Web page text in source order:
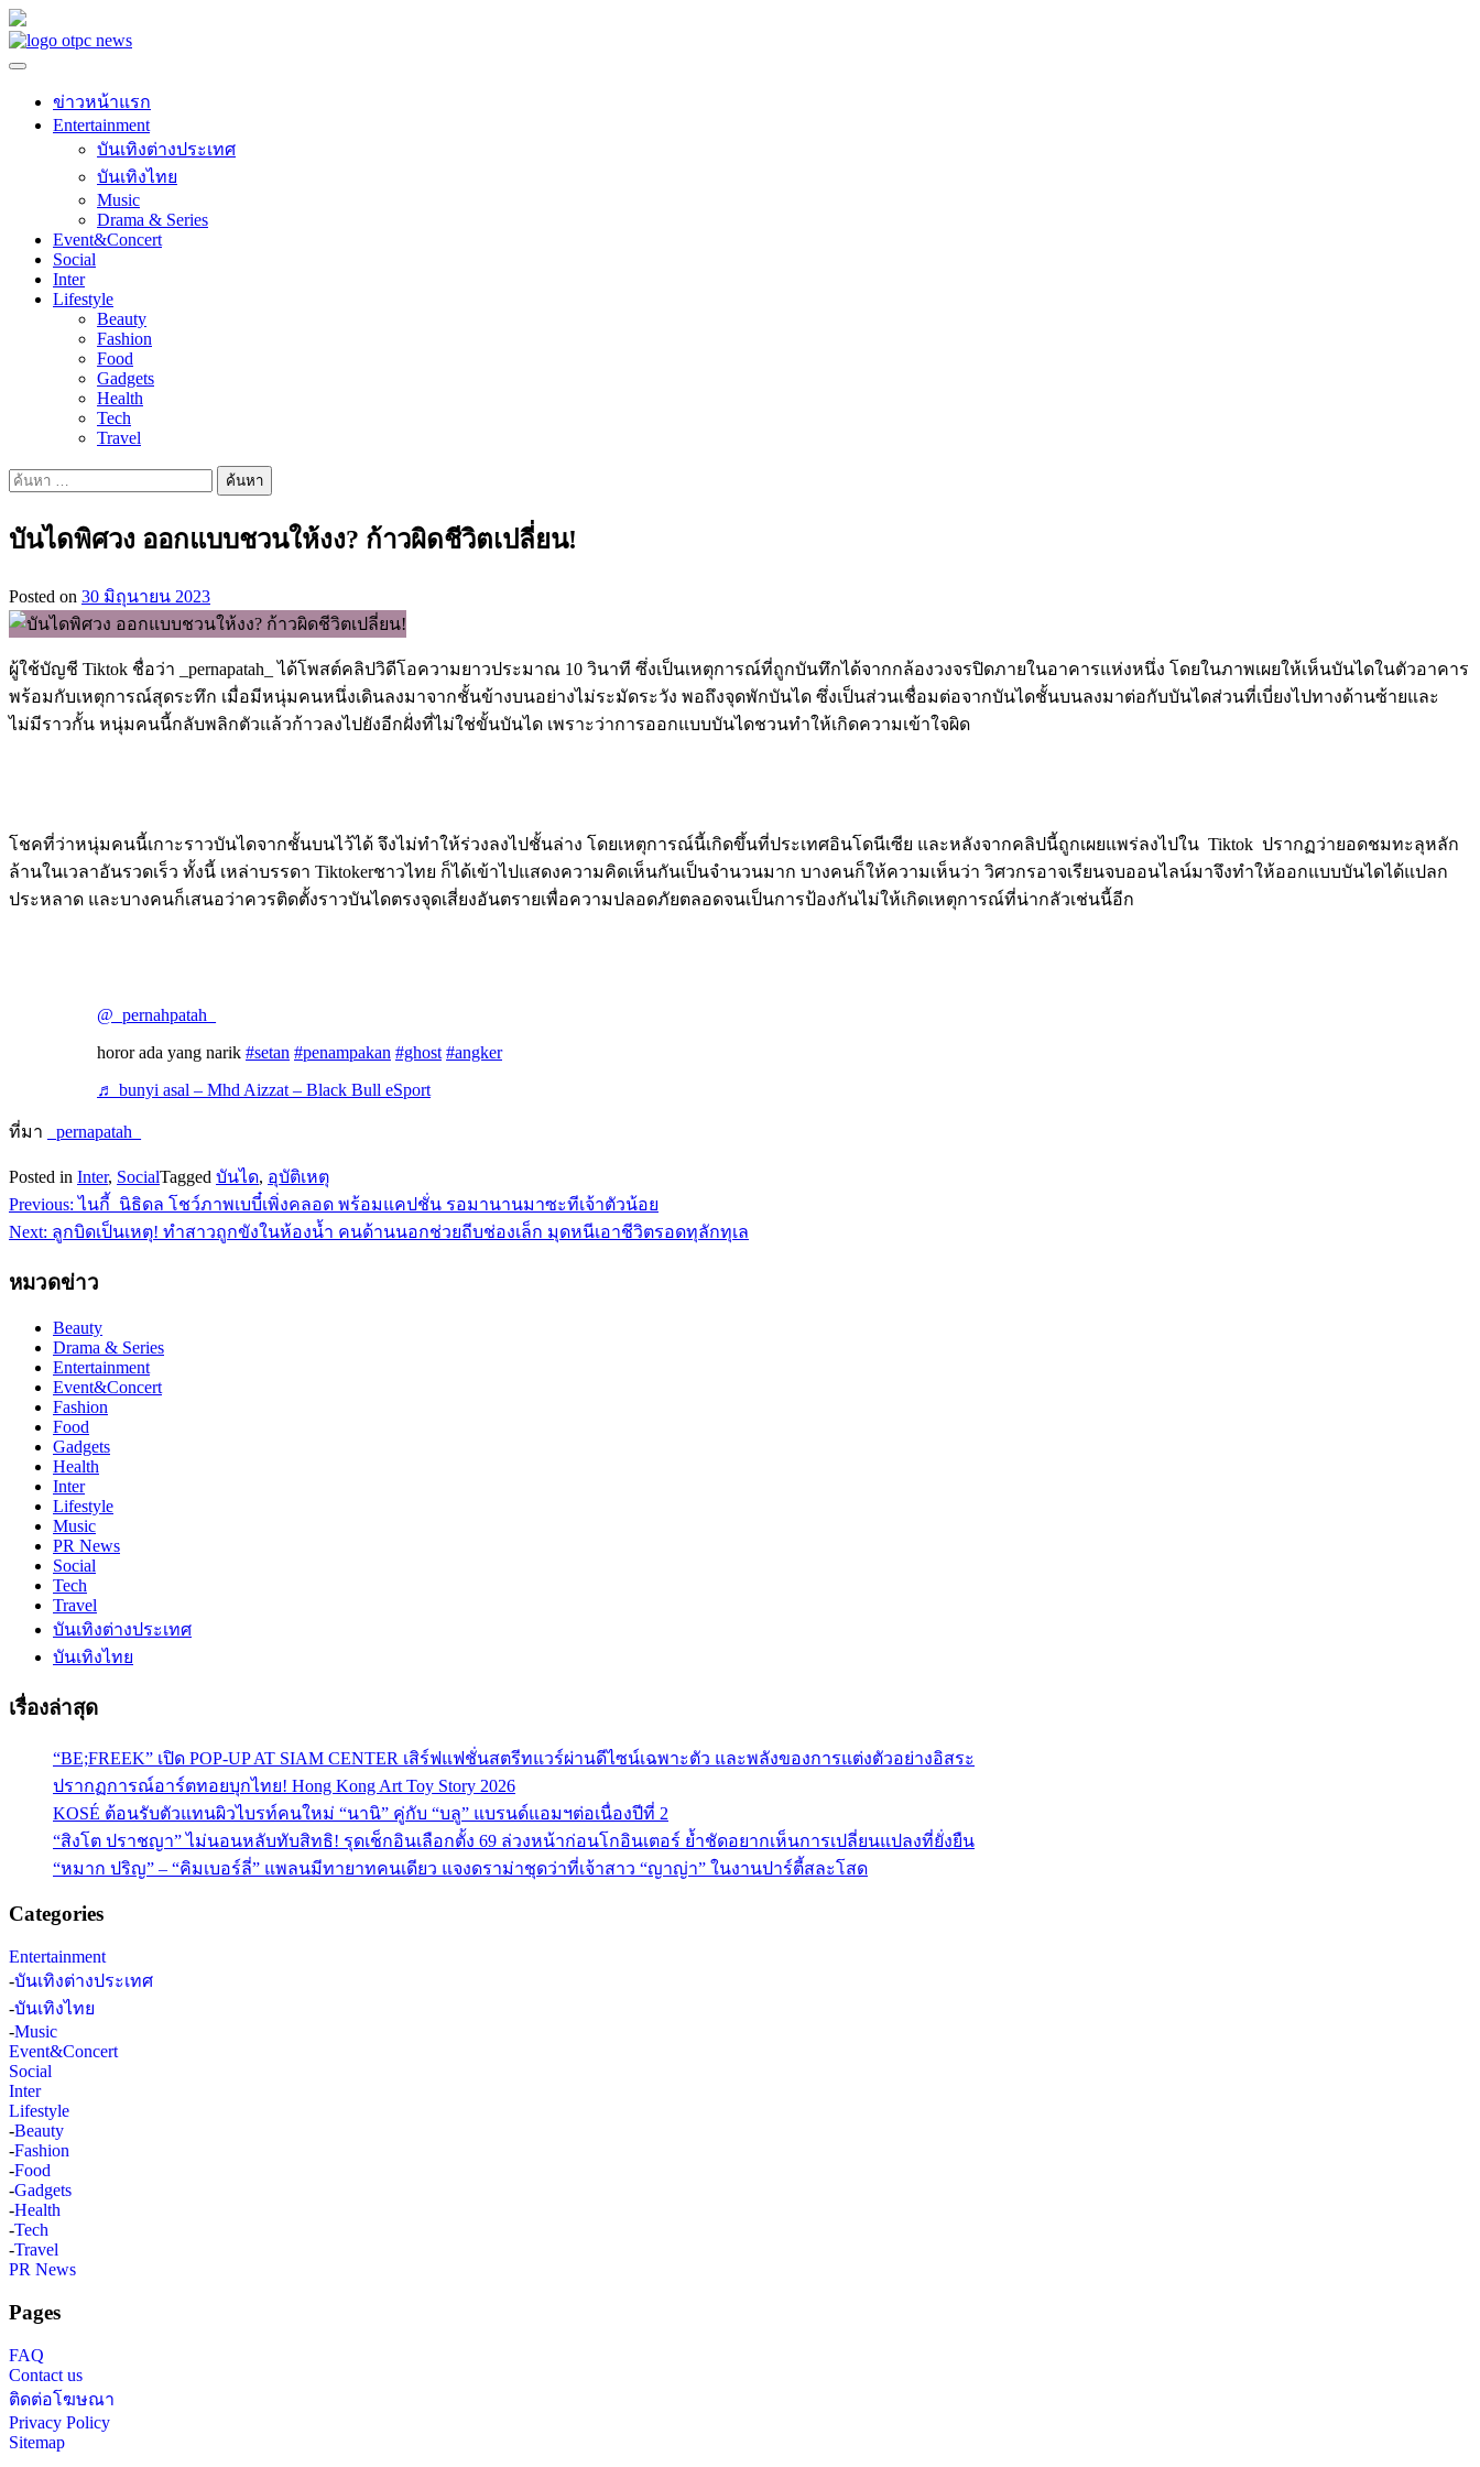
Skip
to
ข่าวหน้าแรก
Entertainment
บันเทิงต่างประเทศ
บันเทิงไทย
Music
Drama & Series
Event&Concert
Social
Inter
Lifestyle
Beauty
Fashion
Food
Gadgets
Health
Tech
Travel
ค้นหา
บันไดพิศวง ออกแบบชวนให้งง? ก้าวผิดชีวิตเปลี่ยน!
Posted on 30 มิถุนายน 2023
ผู้ใช้บัญชี Tiktok ชื่อว่า _pernapatah_ ได้โพสต์คลิปวิดีโอความยาวประมาณ 10 วินาที ซึ่งเป็นเหตุการณ์ที่ถูกบันทึกได้จากกล้องวงจรปิดภายในอาคารแห่งหนึ่ง โดยในภาพเผยให้เห็นบันไดในตัวอาคาร
พร้อมกับเหตุการณ์สุดระทึก เมื่อมีหนุ่มคนหนึ่งเดินลงมาจากชั้นข้างบนอย่างไม่ระมัดระวัง พอถึงจุดพักบันได ซึ่งเป็นส่วนเชื่อมต่อจากบันไดชั้นบนลงมาต่อกับบันไดส่วนที่เบี่ยงไปทางด้านซ้ายและ
ไม่มีราวกั้น หนุ่มคนนี้กลับพลิกตัวแล้วก้าวลงไปยังอีกฝั่งที่ไม่ใช่ขั้นบันได เพราะว่าการออกแบบบันไดชวนทำให้เกิดความเข้าใจผิด
โชคที่ว่าหนุ่มคนนี้เกาะราวบันไดจากชั้นบนไว้ได้ จึงไม่ทำให้ร่วงลงไปชั้นล่าง โดยเหตุการณ์นี้เกิดขึ้นที่ประเทศอินโดนีเซีย และหลังจากคลิปนี้ถูกเผยแพร่ลงไปใน Tiktok ปรากฏว่ายอดชมทะลุหลัก
ล้านในเวลาอันรวดเร็ว ทั้งนี้ เหล่าบรรดา Tiktokerชาวไทย ก็ได้เข้าไปแสดงความคิดเห็นกันเป็นจำนวนมาก บางคนก็ให้ความเห็นว่า วิศวกรอาจเรียนจบออนไลน์มาจึงทำให้ออกแบบบันไดได้แปลก
ประหลาด และบางคนก็เสนอว่าควรติดตั้งราวบันไดตรงจุดเสี่ยงอันตรายเพื่อความปลอดภัยตลอดจนเป็นการป้องกันไม่ให้เกิดเหตุการณ์ที่น่ากลัวเช่นนี้อีก
@_pernahpatah_
horor ada yang narik #setan #penampakan #ghost #angker
♬ bunyi asal – Mhd Aizzat – Black Bull eSport
ที่มา _pernapatah_
Posted in Inter, SocialTagged บันได, อุบัติเหตุ
แนะแนว
Previous: ไนกี้ นิธิดล โชว์ภาพเบบี๋เพิ่งคลอด พร้อมแคปชั่น รอมานานมาซะทีเจ้าตัวน้อย
Next: ลูกบิดเป็นเหตุ! ทำสาวถูกขังในห้องน้ำ คนด้านนอกช่วยถีบช่องเล็ก มุดหนีเอาชีวิตรอดทุลักทุเล
หมวดข่าว
Beauty
Drama & Series
Entertainment
Event&Concert
Fashion
Food
Gadgets
Health
Inter
Lifestyle
Music
PR News
Social
Tech
Travel
บันเทิงต่างประเทศ
บันเทิงไทย
เรื่องล่าสุด
“BE;FREEK” เปิด POP-UP AT SIAM CENTER เสิร์ฟแฟชั่นสตรีทแวร์ผ่านดีไซน์เฉพาะตัว และพลังของการแต่งตัวอย่างอิสระ
ปรากฏการณ์อาร์ตทอยบุกไทย! Hong Kong Art Toy Story 2026
KOSÉ ต้อนรับตัวแทนผิวไบรท์คนใหม่ “นานิ” คู่กับ “บลู” แบรนด์แอมฯต่อเนื่องปีที่ 2
“สิงโต ปราชญา” ไม่นอนหลับทับสิทธิ! รุดเช็กอินเลือกตั้ง 69 ล่วงหน้าก่อนโกอินเตอร์ ย้ำชัดอยากเห็นการเปลี่ยนแปลงที่ยั่งยืน
“หมาก ปริญ” – “คิมเบอร์ลี่” แพลนมีทายาทคนเดียว แจงดราม่าชุดว่าที่เจ้าสาว “ญาญ่า” ในงานปาร์ตี้สละโสด
Categories
Entertainment
-บันเทิงต่างประเทศ
-บันเทิงไทย
-Music
Event&Concert
Social
Inter
Lifestyle
-Beauty
-Fashion
-Food
-Gadgets
-Health
-Tech
-Travel
PR News
Pages
FAQ
Contact us
ติดต่อโฆษณา
Privacy Policy
Sitemap